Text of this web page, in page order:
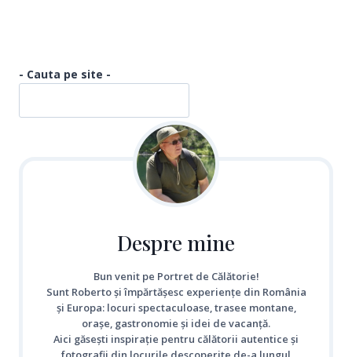
- Cauta pe site -
Despre mine
Bun venit pe Portret de Călătorie!
Sunt Roberto și împărtășesc experiențe din România
și Europa: locuri spectaculoase, trasee montane,
orașe, gastronomie și idei de vacanță.
Aici găsești inspirație pentru călătorii autentice și